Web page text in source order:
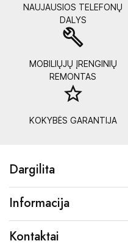
NAUJAUSIOS TELEFONŲ
DALYS
build
MOBILIŲJŲ ĮRENGINIŲ
REMONTAS
star_border
KOKYBĖS GARANTIJA
Dargilita
Informacija
Kontaktai